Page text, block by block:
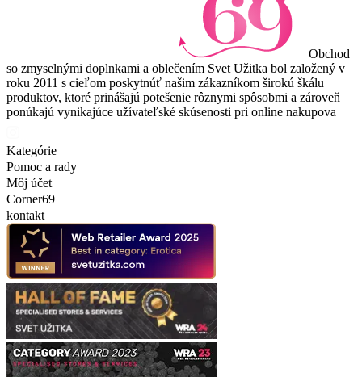
Obchod
so zmyselnými doplnkami a oblečením Svet Užitka bol založený v
roku 2011 s cieľom poskytnúť našim zákazníkom širokú škálu
produktov, ktoré prinášajú potešenie rôznymi spôsobmi a zároveň
ponúkajú vynikajúce užívateľské skúsenosti pri online nakupova
Kategórie
Pomoc a rady
Môj účet
Corner69
kontakt